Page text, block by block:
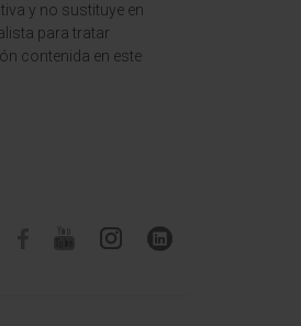
y no sustituye en
para tratar
contenida en este